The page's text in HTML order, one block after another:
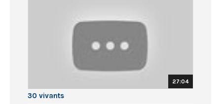
27:04
30 vivants